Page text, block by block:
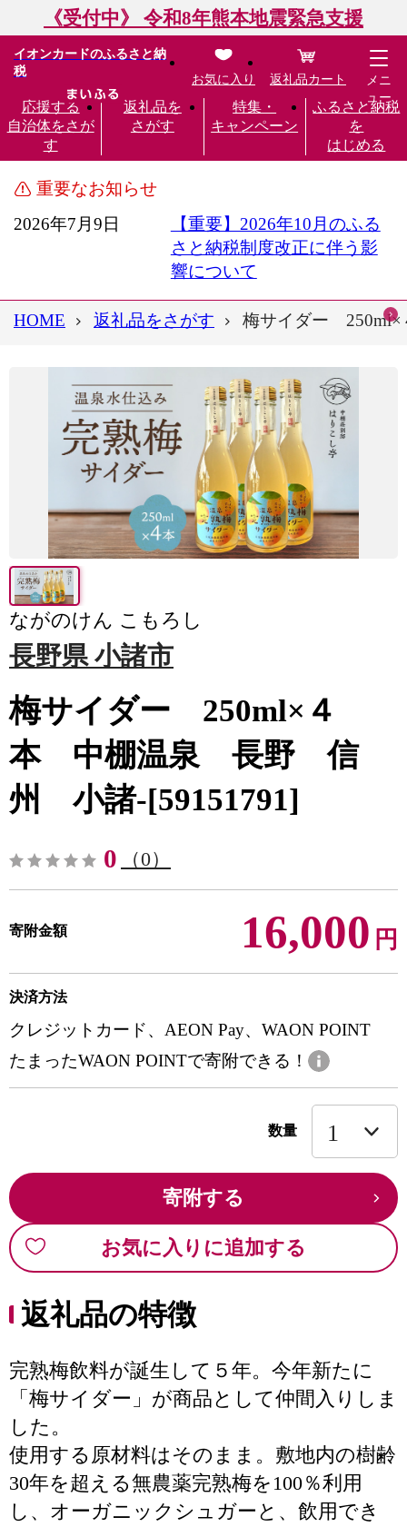
《受付中》 令和8年熊本地震緊急支援
イオンカードのふるさと納
税
応援する
自治体をさが
す
返礼品を
さがす
特集・
キャンペーン
ふるさと納税
を
はじめる
お気に入り 返礼品カート
メニ
ュー
重要なお知らせ
2026年7月9日
【重要】2026年10月のふる
さと納税制度改正に伴う影
響について
HOME 返礼品をさがす 梅サイダー
ながのけん こもろし
長野県 小諸市
梅サイダー 250ml×４
本 中棚温泉 長野 信
州 小諸-[59151791]
0 （0）
寄附金額 16,000 円
決済方法
クレジットカード、AEON Pay、WAON POINT
たまったWAON POINTで寄附できる！
数量
寄附する
お気に入りに追加する
返礼品の特徴
完熟梅飲料が誕生して５年。今年新たに
「梅サイダー」が商品として仲間入りしま
した。
使用する原材料はそのまま。敷地内の樹齢
30年を超える無農薬完熟梅を100％利用
し、オーガニックシュガーと、飲用でき